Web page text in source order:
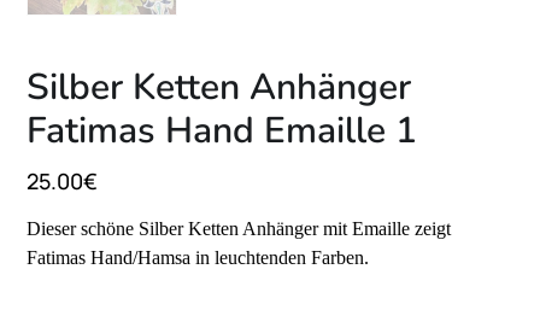
Silber Ketten Anhänger
Fatimas Hand Emaille 1
25.00€
Dieser schöne Silber Ketten Anhänger mit Emaille zeigt
Fatimas Hand/Hamsa in leuchtenden Farben.